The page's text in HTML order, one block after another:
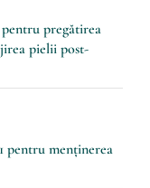
pregătirea
pielii post-
pentru menținerea